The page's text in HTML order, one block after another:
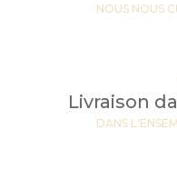
NOUS NOUS
Livraison
DANS